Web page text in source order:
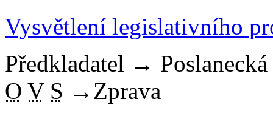
Vysvětlení legislativního
Předkladatel →
O V S → Zprava